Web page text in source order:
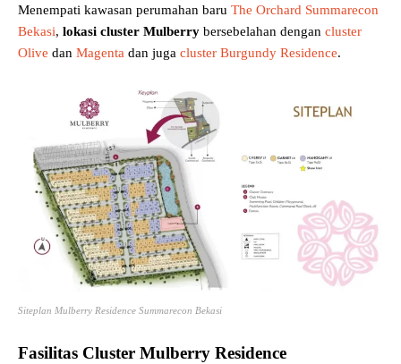
Menempati kawasan perumahan baru The Orchard Summarecon
Bekasi, lokasi cluster Mulberry bersebelahan dengan cluster
Olive dan Magenta dan juga cluster Burgundy Residence.
Siteplan Mulberry Residence Summarecon Bekasi
Fasilitas Cluster Mulberry Residence